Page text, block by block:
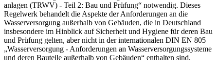
anlagen (TRWV) - Teil 2: Bau und Prüfung“ notwendig. Dieses
Regelwerk behandelt die Aspekte der Anforderungen an die
Wasserversorgung außerhalb von Gebäuden, die in Deutschland
insbesondere im Hinblick auf Sicherheit und Hygiene für deren Bau
und Prüfung gelten, aber nicht in der internationalen DIN EN 805
„Wasserversorgung - Anforderungen an Wasserversorgungssysteme
und deren Bauteile außerhalb von Gebäuden“ enthalten sind.